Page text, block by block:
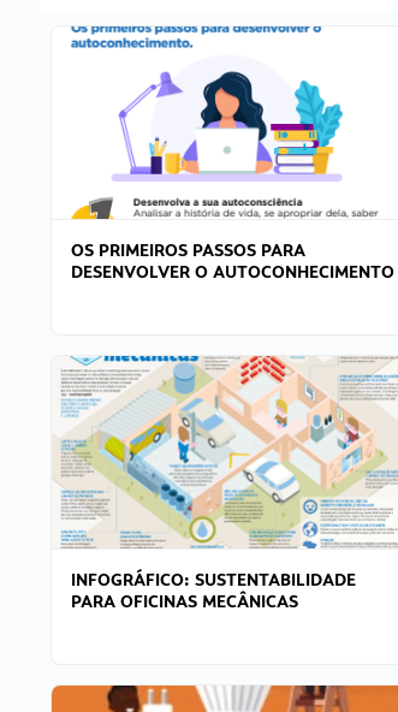
OS PRIMEIROS PASSOS PARA
DESENVOLVER O AUTOCONHECIMENTO
INFOGRÁFICO: SUSTENTABILIDADE
PARA OFICINAS MECÂNICAS